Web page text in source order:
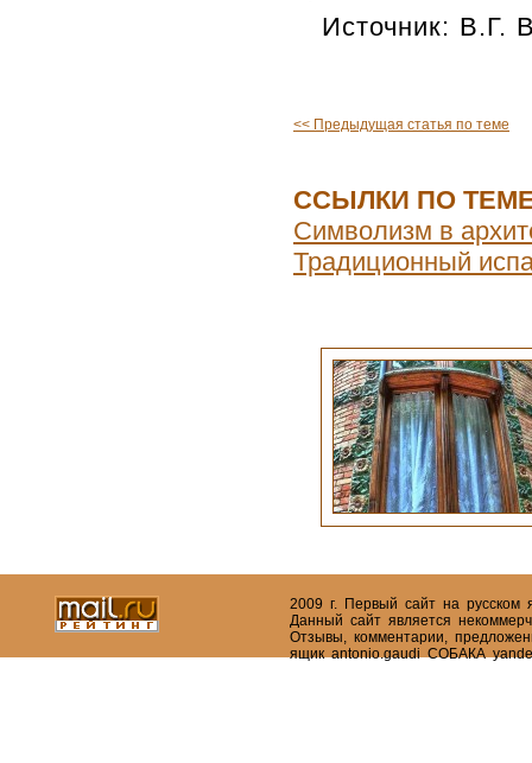
Источник: В.Г.
<< Предыдущая статья по теме
ССЫЛКИ ПО
Символизм в
Традиционный
2009 г. Первый сайт на русском
Данный сайт является
Отзывы, комментарии,
ящик antonio.gaudi СОБАКА